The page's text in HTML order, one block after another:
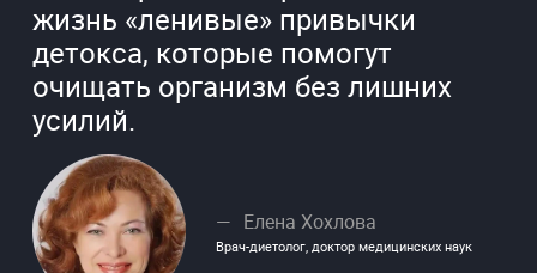
жизнь «ленивые» привычки
детокса, которые помогут
очищать организм без лишних
усилий.
Елена Хохлова
Врач-диетолог, доктор медицинских наук